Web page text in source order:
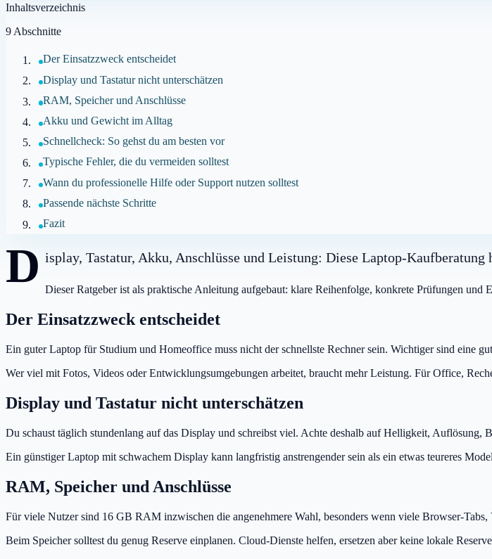
Inhaltsverzeichnis
9 Abschnitte
Der Einsatzzweck entscheidet
Display und Tastatur nicht unterschätzen
RAM, Speicher und Anschlüsse
Akku und Gewicht im Alltag
Schnellcheck: So gehst du am besten vor
Typische Fehler, die du vermeiden solltest
Wann du professionelle Hilfe oder Support nutzen solltest
Passende nächste Schritte
Fazit
D isplay, Tastatur, Akku, Anschlüsse und Leistung: Diese Laptop-
Dieser Ratgeber ist als praktische Anleitung aufgebaut: klare Reihenfolge, konkrete Prüfungen
Der Einsatzzweck entscheidet
Ein guter Laptop für Studium und Homeoffice muss nicht der schnellste Rechner sein. Wichtiger sind eine
Wer viel mit Fotos, Videos oder Entwicklungsumgebungen arbeitet, braucht mehr Leistung. Für Office,
Display und Tastatur nicht unterschätzen
Du schaust täglich stundenlang auf das Display und schreibst viel. Achte deshalb auf Helligkeit, Auflösung,
Ein günstiger Laptop mit schwachem Display kann langfristig anstrengender sein als ein etwas teureres
RAM, Speicher und Anschlüsse
Für viele Nutzer sind 16 GB RAM inzwischen die angenehmere Wahl, besonders wenn viele Browser-
Beim Speicher solltest du genug Reserve einplanen. Cloud-Dienste helfen, ersetzen aber keine lokale